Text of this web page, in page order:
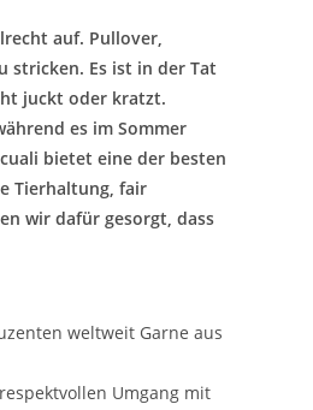
auf. Pullover,
stricken. Es ist in der Tat
juckt oder kratzt.
es im Sommer
bietet eine der besten
Tierhaltung, fair
wir dafür gesorgt, dass
weltweit Garne aus
Umgang mit